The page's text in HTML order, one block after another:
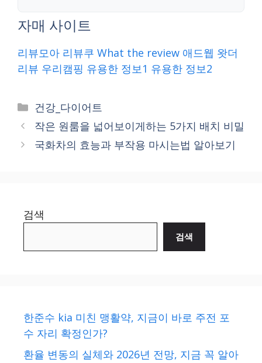
자매 사이트
리뷰모아 리뷰쿠 What the review 애드웹 왓더
리뷰 우리캠핑 유용한 정보1 유용한 정보2
Categories
건강_다이어트
작은 원룸을 넓어보이게하는 5가지 배치 비밀
국화차의 효능과 부작용 마시는법 알아보기
검색
검색
한준수 kia 미친 맹활약, 지금이 바로 주전 포
수 자리 확정인가?
환율 변동의 실체와 2026년 전망, 지금 꼭 알아